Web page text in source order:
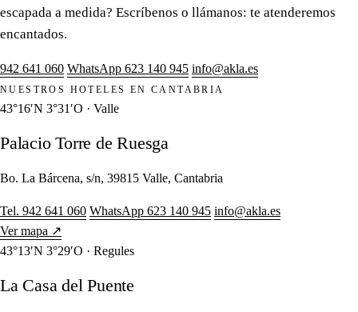
escapada a medida? Escríbenos o llámanos: te atenderemos
encantados.
942 641 060 WhatsApp 623 140 945 info@akla.es
NUESTROS HOTELES EN CANTABRIA
43°16′N 3°31′O · Valle
Palacio Torre de Ruesga
Bo. La Bárcena, s/n, 39815 Valle, Cantabria
Tel. 942 641 060 WhatsApp 623 140 945 info@akla.es
Ver mapa ↗
43°13′N 3°29′O · Regules
La Casa del Puente